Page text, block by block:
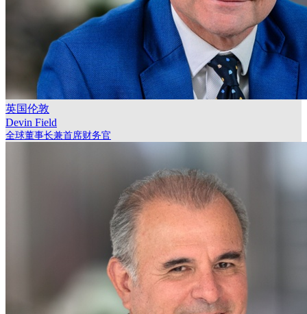
英国伦敦
Devin Field
全球董事长兼首席财务官